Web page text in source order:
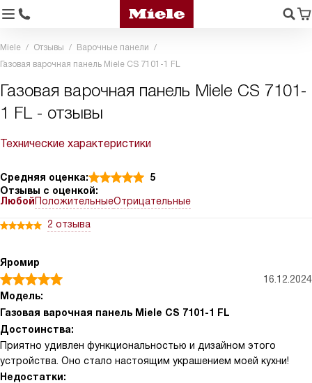
Miele Отзывы
Варочные панели
Газовая варочная панель Miele CS 7101-1 FL
Газовая варочная панель Miele CS 7101-
1 FL - отзывы
Технические характеристики
Средняя оценка:
5
Отзывы с оценкой:
ЛюбойПоложительныеОтрицательные
2 отзыва
Яромир
16.12.2024
Модель:
Газовая варочная панель Miele CS 7101-1 FL
Достоинства:
Приятно удивлен функциональностью и дизайном этого
устройства. Оно стало настоящим украшением моей кухни!
Недостатки: